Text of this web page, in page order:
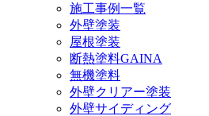
施工事例一覧
外壁塗装
屋根塗装
断熱塗料GAINA
無機塗料
外壁クリアー塗装
外壁サイディング